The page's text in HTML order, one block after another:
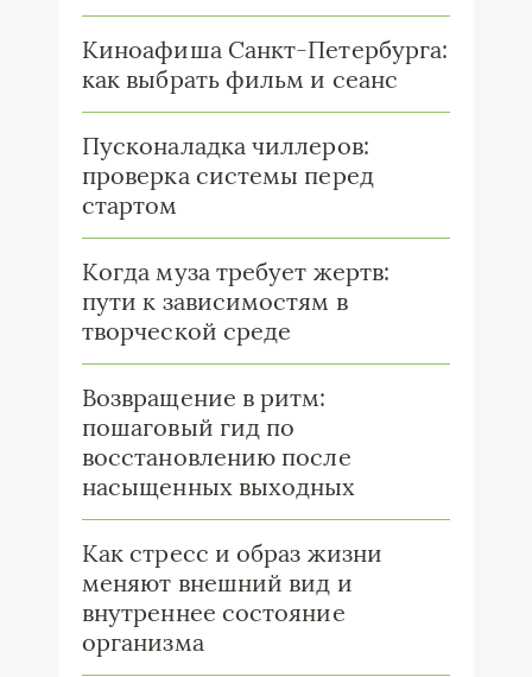
Киноафиша Санкт-Петербурга:
как выбрать фильм и сеанс
Пусконаладка чиллеров:
проверка системы перед
стартом
Когда муза требует жертв:
пути к зависимостям в
творческой среде
Возвращение в ритм:
пошаговый гид по
восстановлению после
насыщенных выходных
Как стресс и образ жизни
меняют внешний вид и
внутреннее состояние
организма